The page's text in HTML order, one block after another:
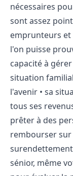
nécessaires
sont assez
emprunteurs et
l'on puisse
capacité à
situation
l'avenir • sa
tous ses
prêter à des
rembourser
sénior, même